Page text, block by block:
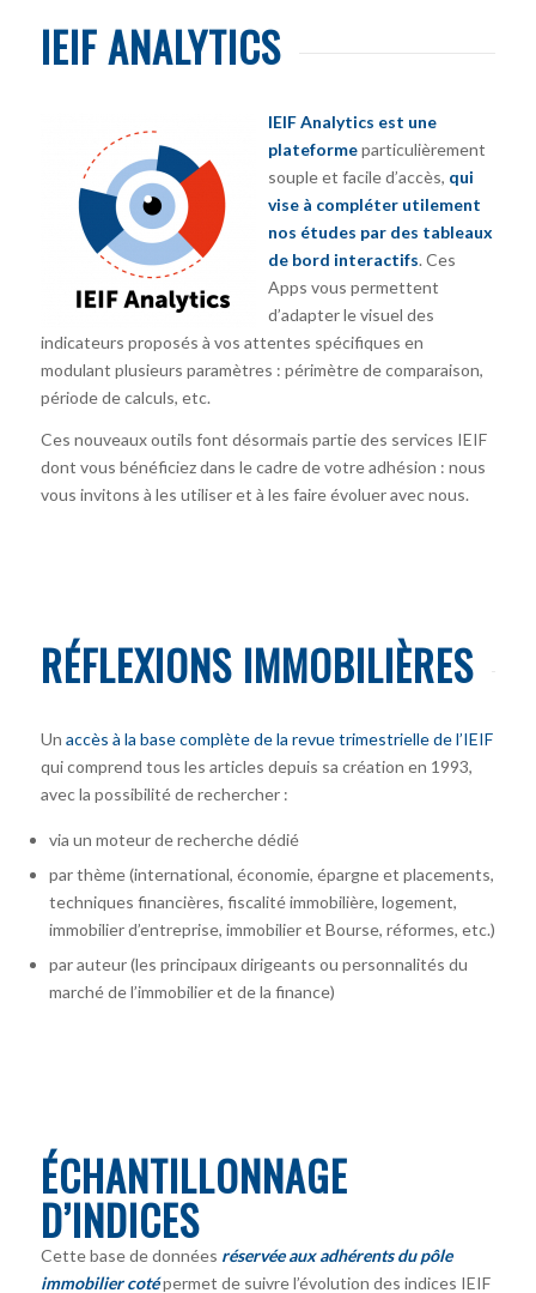
IEIF ANALYTICS
IEIF Analytics est une
plateformeparticulièrement
souple et facile d’accès, qui
vise à compléter utilement
nos études par des tableaux
de bord interactifs. Ces
Apps vous permettent
d’adapter le visuel des
indicateurs proposés à vos attentes spécifiques en
modulant plusieurs paramètres : périmètre de comparaison,
période de calculs, etc.
Ces nouveaux outils font désormais partie des services IEIF
dont vous bénéficiez dans le cadre de votre adhésion : nous
vous invitons à les utiliser et à les faire évoluer avec nous.
RÉFLEXIONS IMMOBILIÈRES
Un accès à la base complète de la revue trimestrielle de l’IEIF
qui comprend tous les articles depuis sa création en 1993,
avec la possibilité de rechercher :
via un moteur de recherche dédié
par thème (international, économie, épargne et placements,
techniques financières, fiscalité immobilière, logement,
immobilier d’entreprise, immobilier et Bourse, réformes, etc.)
par auteur (les principaux dirigeants ou personnalités du
marché de l’immobilier et de la finance)
ÉCHANTILLONNAGE
D’INDICES
Cette base de données réservée aux adhérents du pôle
immobilier coté permet de suivre l’évolution des indices IEIF